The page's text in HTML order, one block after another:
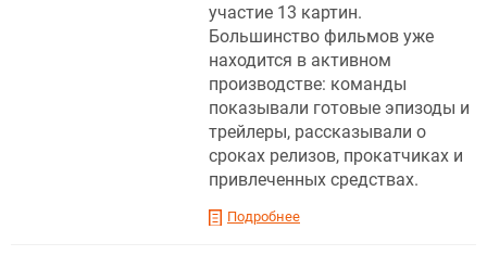
участие 13 картин.
Большинство фильмов уже
находится в активном
производстве: команды
показывали готовые эпизоды и
трейлеры, рассказывали о
сроках релизов, прокатчиках и
привлеченных средствах.
Подробнее